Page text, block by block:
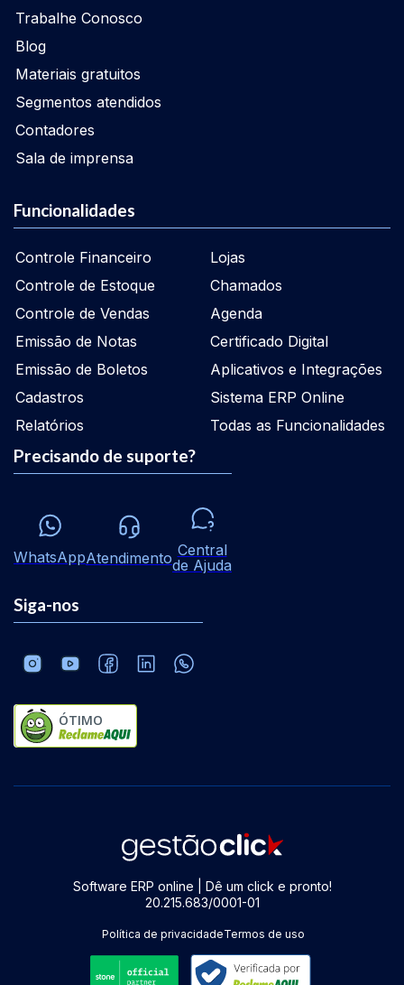
Trabalhe Conosco
Blog
Materiais gratuitos
Segmentos atendidos
Contadores
Sala de imprensa
Funcionalidades
Controle Financeiro
Controle de Estoque
Controle de Vendas
Emissão de Notas
Emissão de Boletos
Cadastros
Relatórios
Lojas
Chamados
Agenda
Certificado Digital
Aplicativos e Integrações
Sistema ERP Online
Todas as Funcionalidades
Precisando de suporte?
WhatsAppAtendimento Central
de Ajuda
Siga-nos
ÓTIMO
Software ERP online | Dê um click e pronto!
20.215.683/0001-01
Política de privacidadeTermos de uso